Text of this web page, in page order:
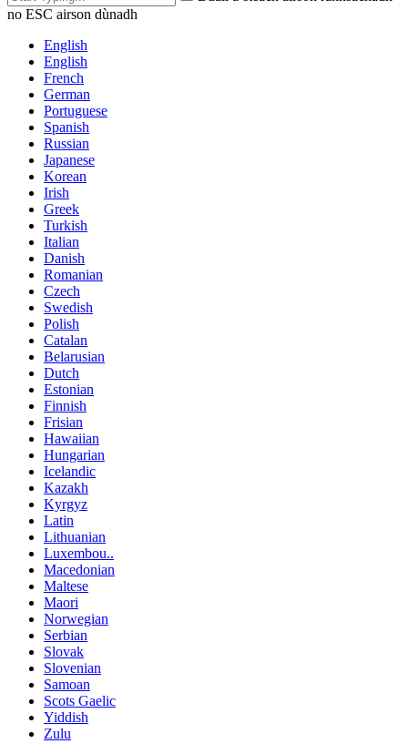
no ESC airson dùnadh
English
English
French
German
Portuguese
Spanish
Russian
Japanese
Korean
Irish
Greek
Turkish
Italian
Danish
Romanian
Czech
Swedish
Polish
Catalan
Belarusian
Dutch
Estonian
Finnish
Frisian
Hawaiian
Hungarian
Icelandic
Kazakh
Kyrgyz
Latin
Lithuanian
Luxembou..
Macedonian
Maltese
Maori
Norwegian
Serbian
Slovak
Slovenian
Samoan
Scots Gaelic
Yiddish
Zulu